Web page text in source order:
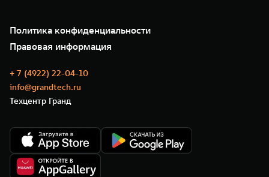
Сервис
Нулевое ТО
Моторные масла
35 лет GWM
GWM ТЕХ ДЕНЬ
Новости
Политика конфиденциальности
Правовая информация
+ 7 (4922) 22-04-10
info@grandtech.ru
Техцентр Гранд